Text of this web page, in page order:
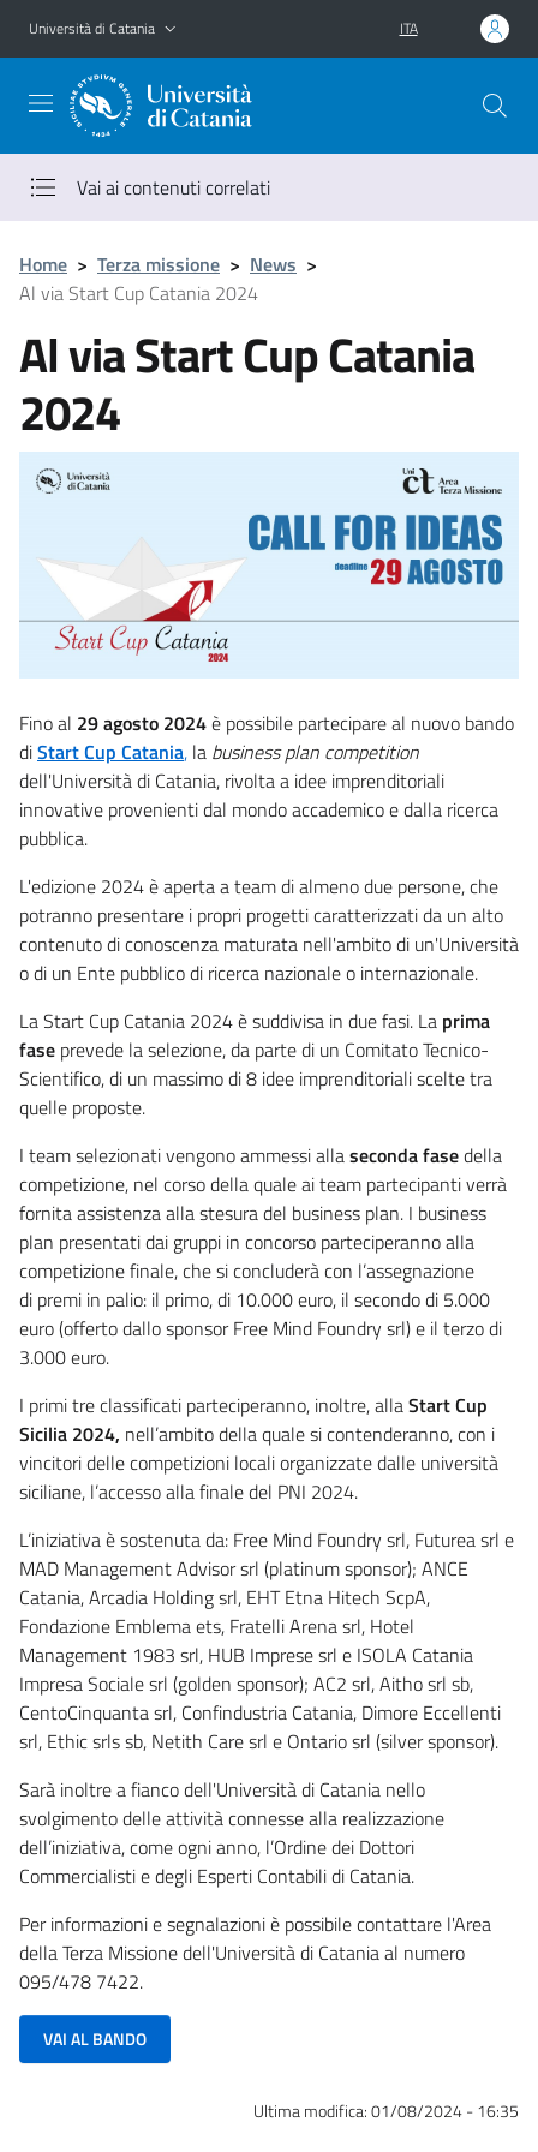
Vai al contenuto principale
Vai al menu di navigazione
Università di Catania ITA
Vai ai contenuti correlati
Home > Terza missione > News >
Al via Start Cup Catania 2024
Al via Start Cup Catania
2024
Fino al 29 agosto 2024è possibile partecipare al nuovo bando
diStart Cup Catania, la business plan competition
dell'Università di Catania, rivolta a idee imprenditoriali
innovative provenienti dal mondo accademico e dalla ricerca
pubblica.
L'edizione 2024 è aperta a team di almeno due persone, che
potranno presentare i propri progetti caratterizzati da un alto
contenuto di conoscenza maturata nell'ambito di un'Università
o di un Ente pubblico di ricerca nazionale o internazionale.
La Start Cup Catania 2024 è suddivisa in due fasi. La prima
fase prevede la selezione, da parte di un Comitato Tecnico-
Scientifico, di un massimo di 8 idee imprenditoriali scelte tra
quelle proposte.
I team selezionati vengono ammessi allaseconda fasedella
competizione, nel corso della quale ai team partecipanti verrà
fornita assistenza alla stesura del business plan. I business
plan presentati dai gruppi in concorso parteciperanno alla
competizione finale, che si concluderà con l’assegnazione
di premi in palio: il primo, di 10.000 euro, il secondo di 5.000
euro (offerto dallo sponsor Free Mind Foundry srl) e il terzo di
3.000 euro.
I primi tre classificati parteciperanno, inoltre, allaStart Cup
Sicilia 2024, nell’ambito della quale si contenderanno, con i
vincitori delle competizioni locali organizzate dalle università
siciliane, l’accesso alla finale del PNI 2024.
L’iniziativa è sostenuta da: Free Mind Foundry srl, Futurea srl e
MAD Management Advisor srl (platinum sponsor); ANCE
Catania, Arcadia Holding srl, EHT Etna Hitech ScpA,
Fondazione Emblema ets, Fratelli Arena srl, Hotel
Management 1983 srl, HUB Imprese srl e ISOLA Catania
Impresa Sociale srl (golden sponsor); AC2 srl, Aitho srl sb,
CentoCinquanta srl, Confindustria Catania, Dimore Eccellenti
srl, Ethic srls sb, Netith Care srl e Ontario srl (silver sponsor).
Sarà inoltre a fianco dell'Università di Catania nello
svolgimento delle attività connesse alla realizzazione
dell’iniziativa, come ogni anno, l’Ordine dei Dottori
Commercialisti e degli Esperti Contabili di Catania.
Per informazioni e segnalazioni è possibile contattare l'Area
della Terza Missione dell'Università di Catania al numero
095/478 7422.
VAI AL BANDO
Ultima modifica:01/08/2024 - 16:35